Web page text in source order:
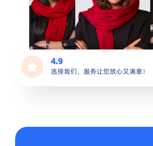
4.9
选择我们，服务让您放心又满意！